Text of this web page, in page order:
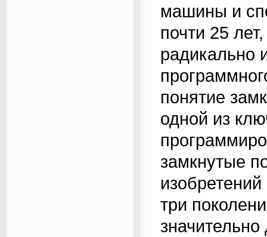
машины и
почти 25
радикально
понятие
одной из
замкнутые
три